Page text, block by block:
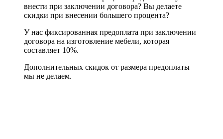
внести при заключении договора? Вы делаете
скидки при внесении большего процента?
У нас фиксированная предоплата при заключении
договора на изготовление мебели, которая
составляет 10%.
Дополнительных скидок от размера предоплаты
мы не делаем.